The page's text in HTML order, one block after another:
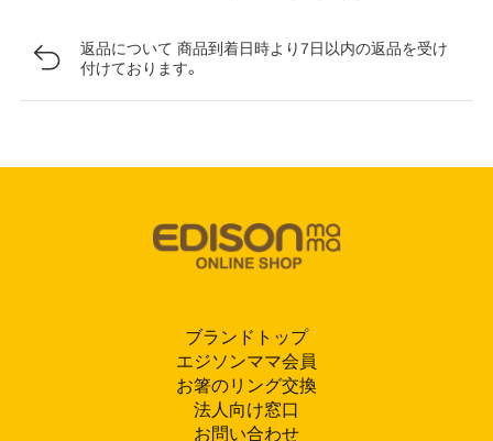
返品について 商品到着日時より7日以内の返品を受け
付けております。
ブランドトップ
エジソンママ会員
お箸のリング交換
法人向け窓口
お問い合わせ